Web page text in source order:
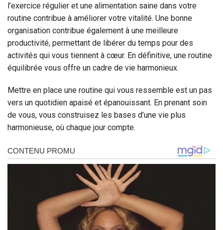
l’exercice régulier et une alimentation saine dans votre
routine contribue à améliorer votre vitalité. Une bonne
organisation contribue également à une meilleure
productivité, permettant de libérer du temps pour des
activités qui vous tiennent à cœur. En définitive, une routine
équilibrée vous offre un cadre de vie harmonieux.
Mettre en place une routine qui vous ressemble est un pas
vers un quotidien apaisé et épanouissant. En prenant soin
de vous, vous construisez les bases d’une vie plus
harmonieuse, où chaque jour compte.